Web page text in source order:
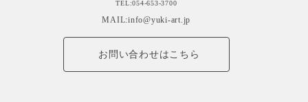
TEL:054-653-3700
MAIL:info@yuki-art.jp
お問い合わせはこちら